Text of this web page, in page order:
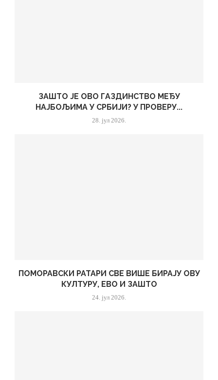
ЗАШТО ЈЕ ОВО ГАЗДИНСТВО МЕЂУ
НАЈБОЉИМА У СРБИЈИ? У ПРОВЕРУ...
28. јул 2026.
ПОМОРАВСКИ РАТАРИ СВЕ ВИШЕ БИРАЈУ ОВУ
КУЛТУРУ, ЕВО И ЗАШТО
24. јул 2026.